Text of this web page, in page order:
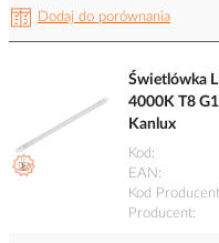
Dodaj do porównania
Świetlówka
4000K T8
Kanlux
Kod
EAN
Kod
Producent